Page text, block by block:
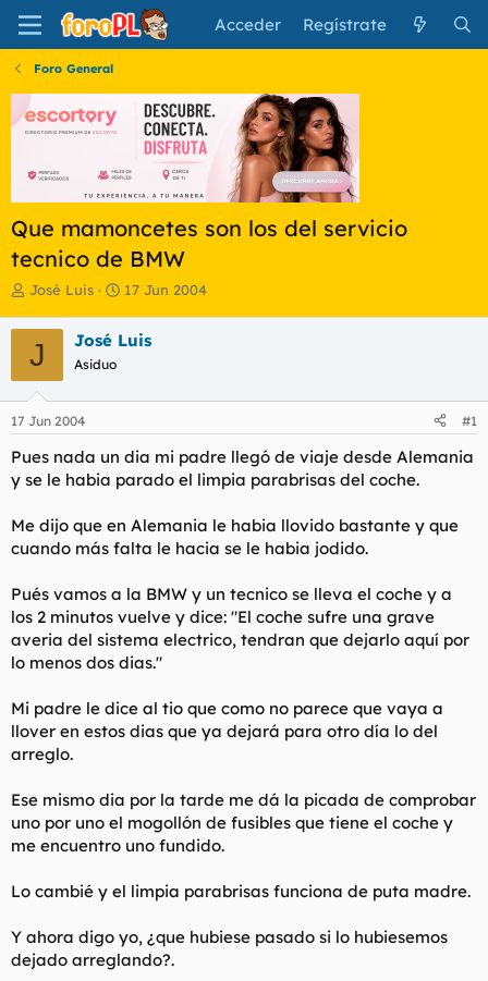
Acceder Regístrate
Foro General
Que mamoncetes son los del servicio
tecnico de BMW
I
i
c
i
a
d
o
d
e
t
e
José Luis
F
h
e
i
c
o
17 Jun 2004
J José Luis
Asiduo
17 Jun 2004 #1
Pues nada un dia mi padre llegó de viaje desde Alemania
y se le habia parado el limpia parabrisas del coche.
Me dijo que en Alemania le habia llovido bastante y que
cuando más falta le hacia se le habia jodido.
Pués vamos a la BMW y un tecnico se lleva el coche y a
los 2 minutos vuelve y dice: "El coche sufre una grave
averia del sistema electrico, tendran que dejarlo aquí por
lo menos dos dias."
Mi padre le dice al tio que como no parece que vaya a
llover en estos dias que ya dejará para otro día lo del
arreglo.
Ese mismo dia por la tarde me dá la picada de comprobar
uno por uno el mogollón de fusibles que tiene el coche y
me encuentro uno fundido.
Lo cambié y el limpia parabrisas funciona de puta madre.
Y ahora digo yo, ¿que hubiese pasado si lo hubiesemos
dejado arreglando?.